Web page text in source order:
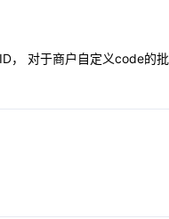
， 对于商户自定义code的批